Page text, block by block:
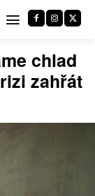
chlad
zahřát